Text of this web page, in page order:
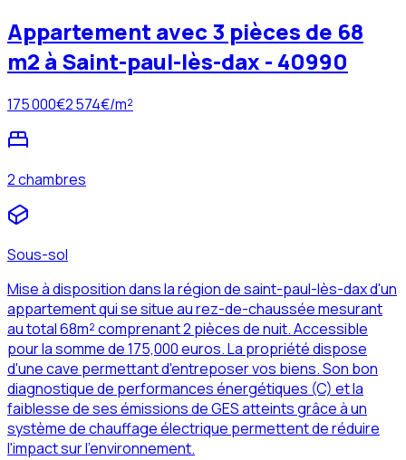
Appartement avec 3 pièces de 68
m2 à Saint-paul-lès-dax - 40990
175 000€2 574€/m²
2 chambres
Sous-sol
Mise à disposition dans la région de saint-paul-lès-dax d'un
appartement qui se situe au rez-de-chaussée mesurant
au total 68m² comprenant 2 pièces de nuit. Accessible
pour la somme de 175,000 euros. La propriété dispose
d'une cave permettant d'entreposer vos biens. Son bon
diagnostique de performances énergétiques (C) et la
faiblesse de ses émissions de GES atteints grâce à un
système de chauffage électrique permettent de réduire
l'impact sur l'environnement.